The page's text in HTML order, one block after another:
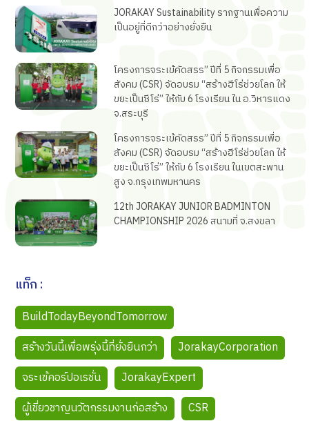
JORAKAY Sustainability รากฐานเพื่อความ
เป็นอยู่ที่ดีกว่าอย่างยั่งยืน
โครงการจระเข้คัดสรร” ปีที่ 5 กิจกรรมเพื่อ
สังคม (CSR) จัดอบรม “สร้างฮีโร่ช่วยโลก ให้
ขยะเป็นซีโร่” ให้กับ 6 โรงเรียน ใน อ.วิหารแดง
จ.สระบุรี
โครงการจระเข้คัดสรร” ปีที่ 5 กิจกรรมเพื่อ
สังคม (CSR) จัดอบรม “สร้างฮีโร่ช่วยโลก ให้
ขยะเป็นซีโร่” ให้กับ 6 โรงเรียน ในเขตสะพาน
สูง จ.กรุงเทพมหานคร
12th JORAKAY JUNIOR BADMINTON
CHAMPIONSHIP 2026 สนามที่ จ.สงขลา
แท็ก :
BuildTodayBeyondTomorrow
สร้างวันนี้เพื่อพรุ่งนี้ที่ยั่งยืนกว่า
JorakayCorporation
จระเข้คอร์ปอเรชั่น
JorakayExpert
ผู้เชี่ยวชาญนวัตกรรมงานก่อสร้าง
CSR